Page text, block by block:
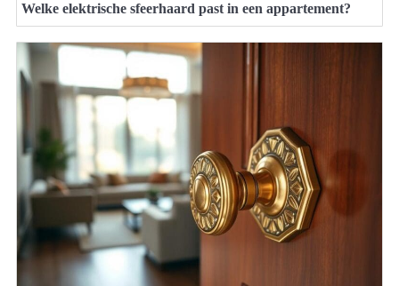
Welke elektrische sfeerhaard past in een appartement?